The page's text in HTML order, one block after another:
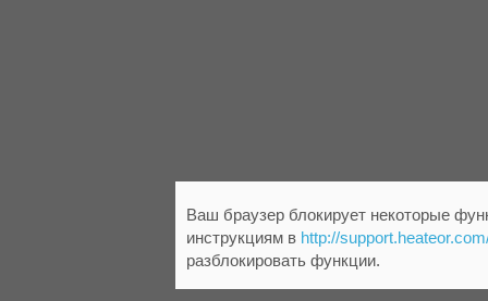
Ваш браузер блокирует некоторые
инструкциям в http://
разблокировать функции.